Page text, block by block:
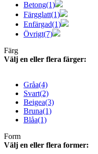
Betong(1)
Färgglatt(1)
Enfärgad(1)
Övrigt(7)
Färg
Välj en eller flera färger:
Gråa(4)
Svart(2)
Beigea(3)
Bruna(1)
Blåa(1)
Form
Välj en eller flera former: